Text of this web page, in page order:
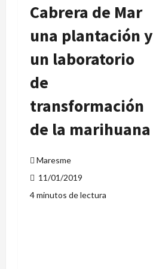
Cabrera de Mar
una plantación y
un laboratorio
de
transformación
de la marihuana
Maresme
11/01/2019
4 minutos de lectura